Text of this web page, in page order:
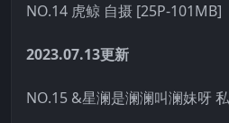
NO.14 虎鲸 自摄 [25P-101MB]
2023.07.13更新
NO.15 &星澜是澜澜叫澜妹呀